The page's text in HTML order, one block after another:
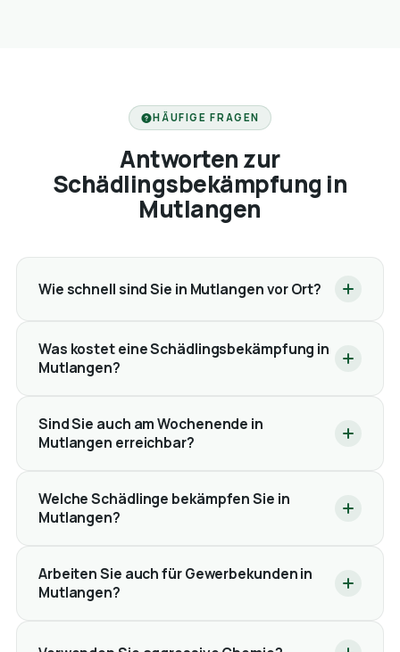
HÄUFIGE FRAGEN
Antworten zur
Schädlingsbekämpfung in
Mutlangen
Wie schnell sind Sie in Mutlangen vor Ort?
Was kostet eine Schädlingsbekämpfung in
Mutlangen?
Sind Sie auch am Wochenende in
Mutlangen erreichbar?
Welche Schädlinge bekämpfen Sie in
Mutlangen?
Arbeiten Sie auch für Gewerbekunden in
Mutlangen?